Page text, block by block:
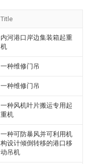
Title
内河港口岸边集装箱起重
机
一种维修门吊
一种维修门吊
一种风机叶片搬运专用起
重机
一种可防暴风并可利用机
构设计倾倒转移的港口移
动吊机